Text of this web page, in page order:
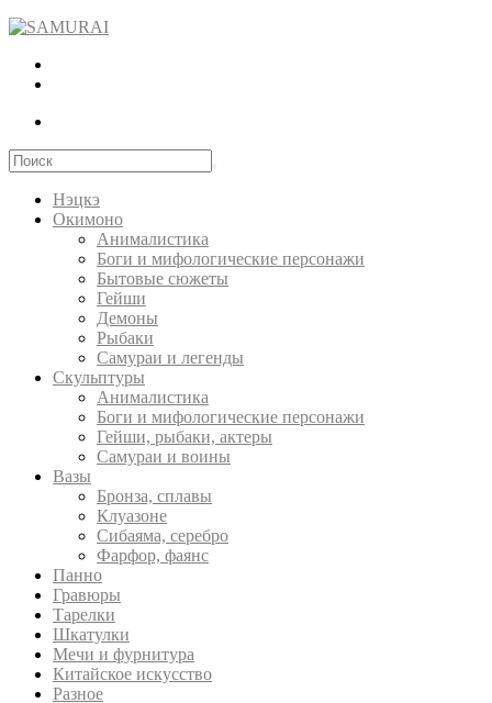
Нэцкэ
Окимоно
Анималистика
Боги и мифологические персонажи
Бытовые сюжеты
Гейши
Демоны
Рыбаки
Самураи и легенды
Скульптуры
Анималистика
Боги и мифологические персонажи
Гейши, рыбаки, актеры
Самураи и воины
Вазы
Бронза, сплавы
Клуазоне
Сибаяма, серебро
Фарфор, фаянс
Панно
Гравюры
Тарелки
Шкатулки
Мечи и фурнитура
Китайское искусство
Разное